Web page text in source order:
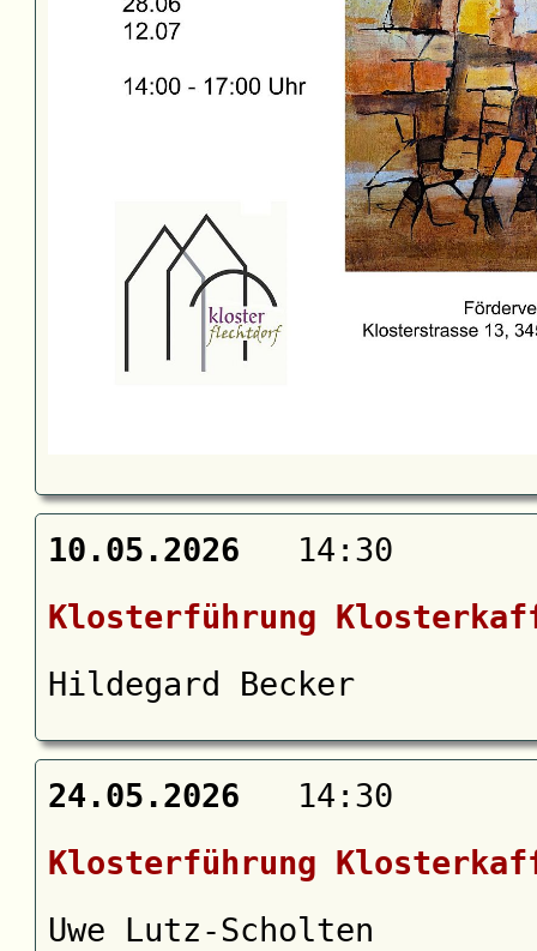
10.05.2026 14:30
Klosterführung
Hildegard Becker
24.05.2026 14:30
Klosterführung
Uwe Lutz-Scholten